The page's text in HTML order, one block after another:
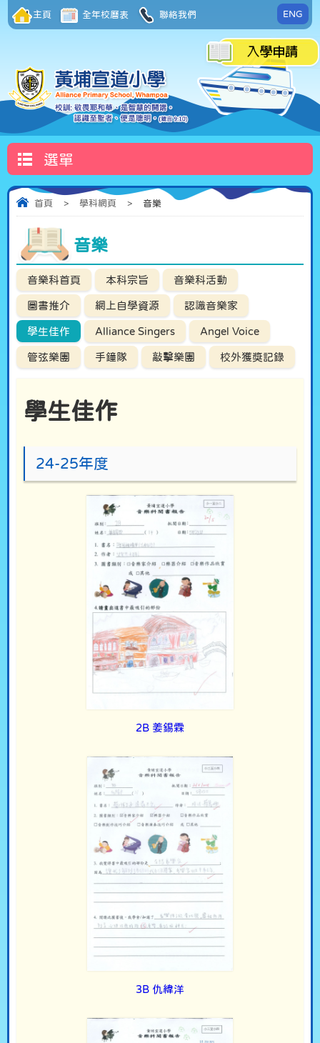
主頁 全年校曆表 聯絡我們 ENG
選單
首頁 > 學科網頁 > 音樂
音樂
音樂科首頁 本科宗旨 音樂科活動
圖書推介 網上自學資源 認識音樂家
學生佳作 Alliance Singers Angel Voice
管弦樂團 手鐘隊 敲擊樂團 校外獲獎記錄
學生佳作
24-25年度
2B 姜錫霖
3B 仇緯洋